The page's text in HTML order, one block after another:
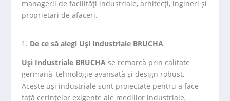
managerii de facilități industriale, arhitecți, ingineri și
proprietari de afaceri.
De ce să alegi Uși Industriale BRUCHA
Uși Industriale BRUCHA se remarcă prin calitate
germană, tehnologie avansată și design robust.
Aceste uși industriale sunt proiectate pentru a face
față cerințelor exigente ale mediilor industriale,